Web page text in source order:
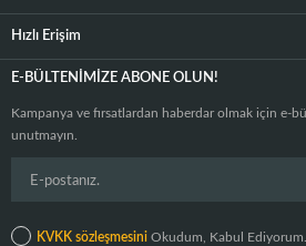
Hızlı Erişim
E-BÜLTENIMIZE ABONE OLUN!
Kampanya ve fırsatlardan haberdar olmak için e-
unutmayın.
KVKK sözleşmesini Okudum, Kabul Ediyorum.